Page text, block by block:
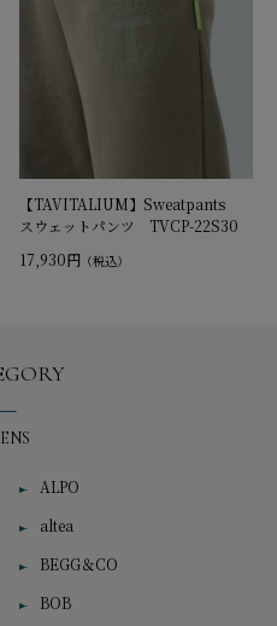
【TAVITALIUM】Sweatpants
スウェットパンツ TVCP-22S30
17,930円 （税込）
ALPO
altea
BEGG＆CO
BOB